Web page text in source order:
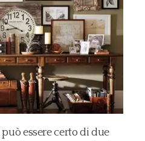
essere certo di due